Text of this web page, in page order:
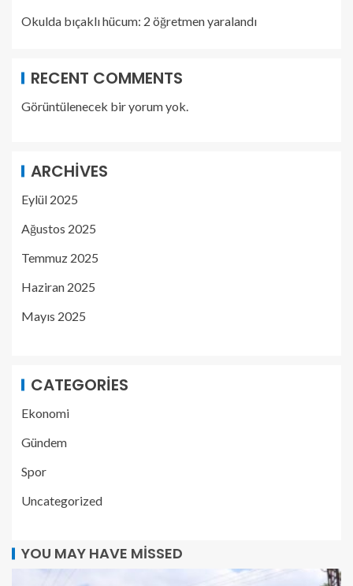
Okulda bıçaklı hücum: 2 öğretmen yaralandı
RECENT COMMENTS
Görüntülenecek bir yorum yok.
ARCHIVES
Eylül 2025
Ağustos 2025
Temmuz 2025
Haziran 2025
Mayıs 2025
CATEGORIES
Ekonomi
Gündem
Spor
Uncategorized
YOU MAY HAVE MISSED